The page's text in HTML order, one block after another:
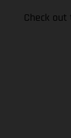
Check out